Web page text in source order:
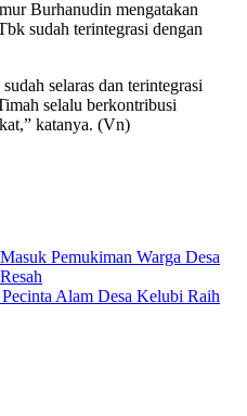
Burhanudin mengatakan
sudah terintegrasi dengan
selaras dan terintegrasi
selalu berkontribusi
katanya. (Vn)
Pemukiman Warga Desa
Alam Desa Kelubi Raih